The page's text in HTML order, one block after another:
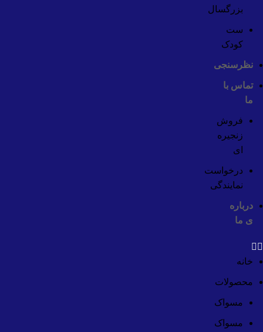
بزرگسال
ست
کودک
نظرسنجی
تماس با
ما
فروش
زنجیره
ای
درخواست
نمایندگی
درباره
ی ما
خانه
محصولات
مسواک
مسواک